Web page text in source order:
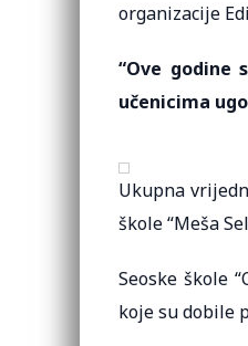
organizacije
“Ove godine
učenicima
Ukupna
škole “Meša
Seoske škole
koje su dobile